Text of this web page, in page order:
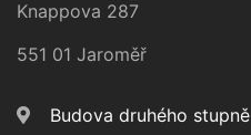
Knappova 287
551 01 Jaroměř
Budova druhého stupně